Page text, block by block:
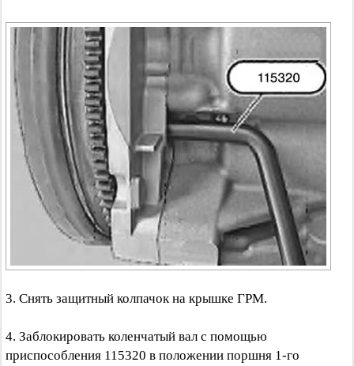
3. Снять защитный колпачок на крышке ГРМ.
4. Заблокировать коленчатый вал с помощью
приспособления 115320 в положении поршня 1-го